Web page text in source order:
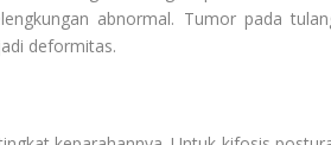
abnormal. Tumor pada
deformitas.